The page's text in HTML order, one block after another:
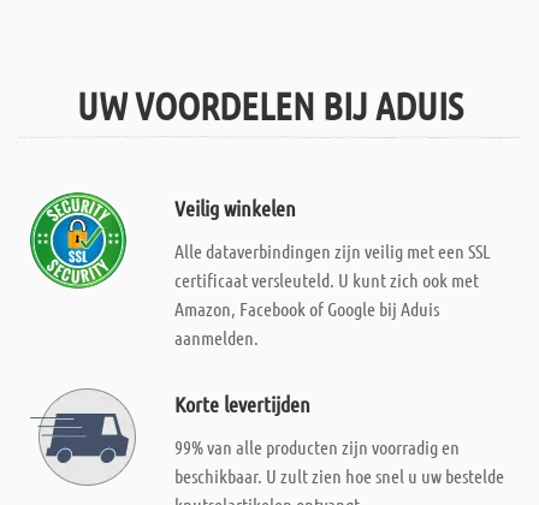
UW VOORDELEN BIJ ADUIS
Veilig winkelen
Alle dataverbindingen zijn veilig met een SSL
certificaat versleuteld. U kunt zich ook met
Amazon, Facebook of Google bij Aduis
aanmelden.
Korte levertijden
99% van alle producten zijn voorradig en
beschikbaar. U zult zien hoe snel u uw bestelde